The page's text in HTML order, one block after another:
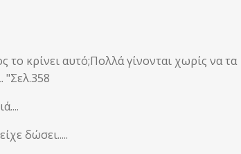
το κρίνει αυτό;Πολλά γίνονται χωρίς να τα
"Σελ.358
δώσει.....